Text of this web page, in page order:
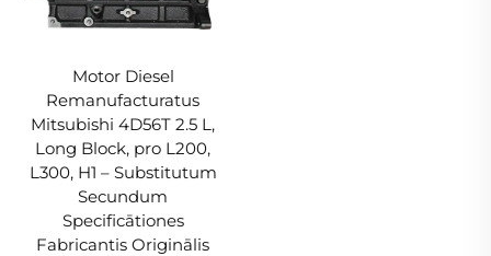
Motor Diesel
Remanufacturatus
Mitsubishi 4D56T 2.5 L,
Long Block, pro L200,
L300, H1 – Substitutum
Secundum
Specificātiones
Fabricantis Originālis